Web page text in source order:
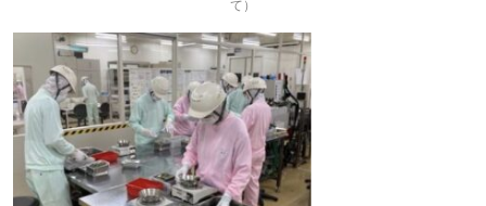
て）